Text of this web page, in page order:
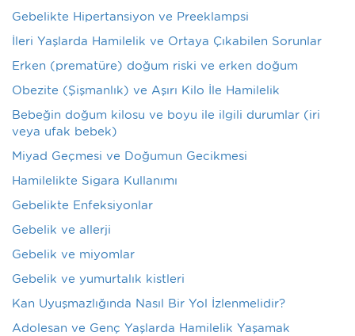
Gebelikte Hipertansiyon ve Preeklampsi
İleri Yaşlarda Hamilelik ve Ortaya Çıkabilen Sorunlar
Erken (prematüre) doğum riski ve erken doğum
Obezite (Şişmanlık) ve Aşırı Kilo İle Hamilelik
Bebeğin doğum kilosu ve boyu ile ilgili durumlar (iri
veya ufak bebek)
Miyad Geçmesi ve Doğumun Gecikmesi
Hamilelikte Sigara Kullanımı
Gebelikte Enfeksiyonlar
Gebelik ve allerji
Gebelik ve miyomlar
Gebelik ve yumurtalık kistleri
Kan Uyuşmazlığında Nasıl Bir Yol İzlenmelidir?
Adolesan ve Genç Yaşlarda Hamilelik Yaşamak